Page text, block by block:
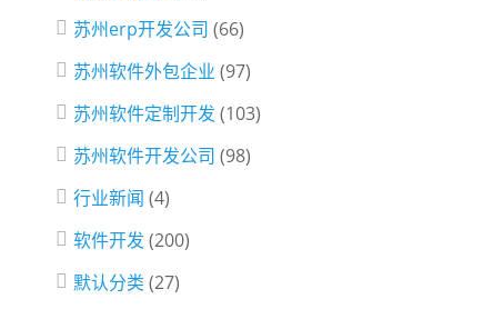
苏州erp开发公司 (66)
苏州软件外包企业 (97)
苏州软件定制开发 (103)
苏州软件开发公司 (98)
行业新闻 (4)
软件开发 (200)
默认分类 (27)